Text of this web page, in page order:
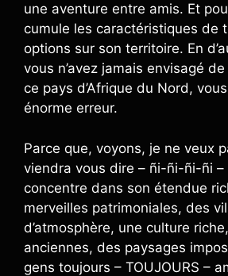
une aventure entre amis. Et
cumule les caractéristiques de
options sur son territoire. En
vous n’avez jamais envisagé
ce pays d’Afrique du Nord,
énorme erreur.
Parce que, voyons, je ne veux
viendra vous dire – ñi-ñi-ñi-ñi –
concentre dans son étendue
merveilles patrimoniales, des
d’atmosphère, une culture
anciennes, des paysages
gens toujours – TOUJOURS –